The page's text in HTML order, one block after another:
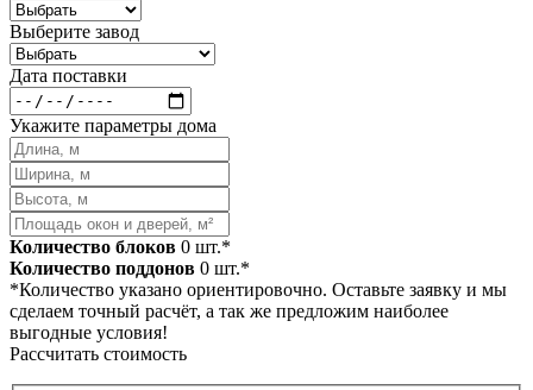
Выберите завод
Дата поставки
Укажите параметры дома
Количество блоков 0 шт.*
Количество поддонов 0 шт.*
*Количество указано ориентировочно. Оставьте заявку и мы
сделаем точный расчёт, а так же предложим наиболее
выгодные условия!
Рассчитать стоимость